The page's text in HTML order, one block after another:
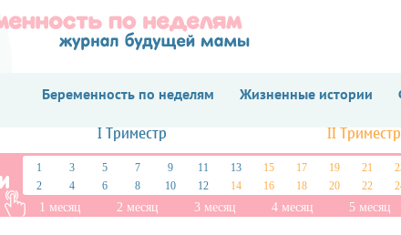
Беременность по неделям Жизненные истории
I Триместр II Триместр
1 3 5 7 9 11 13 15 17 19 21
2
4 6 8 10 12 14 16 18 20 22
1 месяц 2 месяц 3 месяц 4 месяц 5 месяц